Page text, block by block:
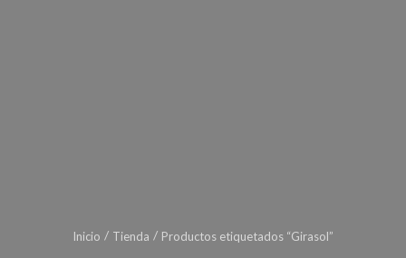
Inicio Tienda Productos etiquetados “Girasol”